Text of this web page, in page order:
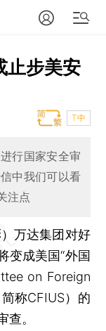
止步美安
T中
行国家安全审
中我们可以看
注点
万达集团对好
变成美国“外国
on Foreign
称CFIUS）的
。